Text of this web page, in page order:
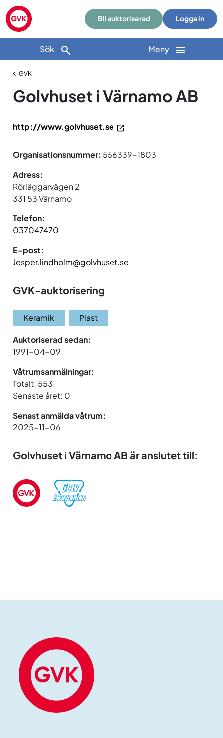
Bli auktoriserad Logga in
Sök Meny
GVK
Golvhuset i Värnamo AB
http://www.golvhuset.se
Organisationsnummer: 556339-1803
Adress:
Rörläggarvägen 2
331 53 Värnamo
Telefon:
037047470
E-post:
Jesper.lindholm@golvhuset.se
GVK-auktorisering
Keramik Plast
Auktoriserad sedan:
1991-04-09
Våtrumsanmälningar:
Totalt: 553
Senaste året: 0
Senast anmälda våtrum:
2025-11-06
Golvhuset i Värnamo AB är anslutet till: